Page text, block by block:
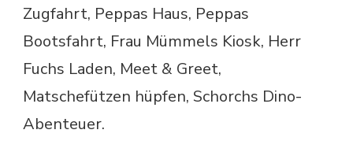
Zugfahrt, Peppas Haus, Peppas
Bootsfahrt, Frau Mümmels Kiosk, Herr
Fuchs Laden, Meet & Greet,
Matschefützen hüpfen, Schorchs Dino-
Abenteuer.